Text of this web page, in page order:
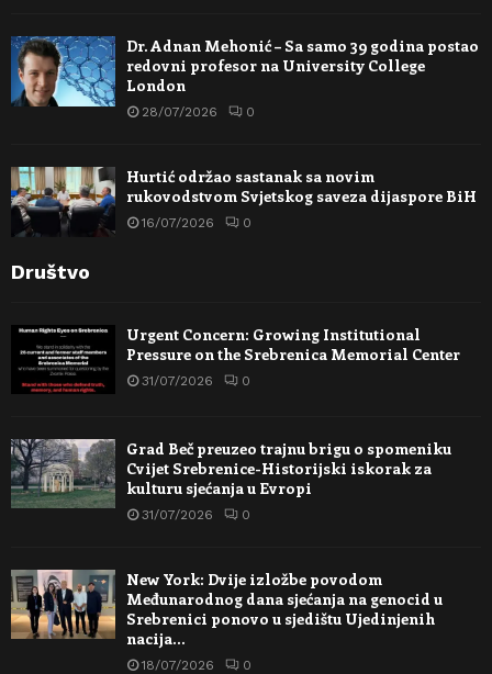
Dr. Adnan Mehonić – Sa samo 39 godina postao
redovni profesor na University College
London
28/07/2026 0
Hurtić održao sastanak sa novim
rukovodstvom Svjetskog saveza dijaspore BiH
16/07/2026 0
Društvo
Urgent Concern: Growing Institutional
Pressure on the Srebrenica Memorial Center
31/07/2026 0
Grad Beč preuzeo trajnu brigu o spomeniku
Cvijet Srebrenice-Historijski iskorak za
kulturu sjećanja u Evropi
31/07/2026 0
New York: Dvije izložbe povodom
Međunarodnog dana sjećanja na genocid u
Srebrenici ponovo u sjedištu Ujedinjenih
nacija…
18/07/2026 0